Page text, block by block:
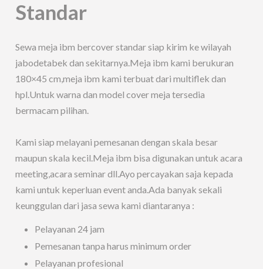
Standar
Sewa meja ibm bercover standar siap kirim ke wilayah
jabodetabek dan sekitarnya.Meja ibm kami berukuran
180×45 cm,meja ibm kami terbuat dari multiflek dan
hpl.Untuk warna dan model cover meja tersedia
bermacam pilihan.
Kami siap melayani pemesanan dengan skala besar
maupun skala kecil.Meja ibm bisa digunakan untuk acara
meeting,acara seminar dll.Ayo percayakan saja kepada
kami untuk keperluan event anda.Ada banyak sekali
keunggulan dari jasa sewa kami diantaranya :
Pelayanan 24 jam
Pemesanan tanpa harus minimum order
Pelayanan profesional